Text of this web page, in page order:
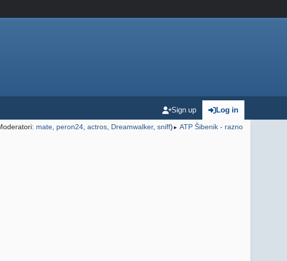
Log in
Sign up
mate peron24 actros Dreamwalker, sniff) ► ATP Šibenik - razno